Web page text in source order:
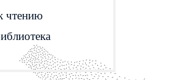
чтению